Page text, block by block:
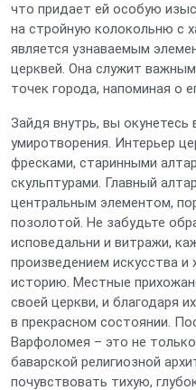
что придает ей особую
на стройную колокольню с
является узнаваемым
церквей. Она служит
точек города, напоминая о
Зайдя внутрь, вы окунетесь
умиротворения. Интерьер
фресками, старинными
скульптурами. Главный
центральным элементом,
позолотой. Не забудьте
исповедальни и витражи,
произведением искусства
историю. Местные
своей церкви, и благодаря
в прекрасном состоянии.
Варфоломея – это не
баварской религиозной
почувствовать тихую,